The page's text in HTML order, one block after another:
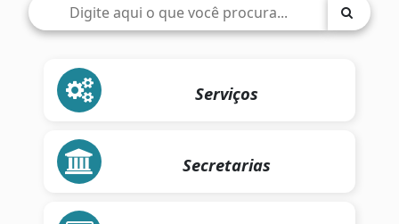
Serviços
Secretarias